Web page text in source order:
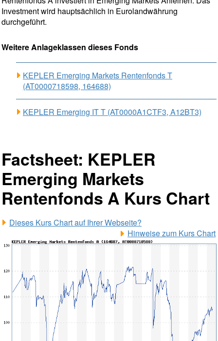
Investment wird hauptsächlich in Eurolandwährung
durchgeführt.
Weitere Anlageklassen dieses Fonds
KEPLER Emerging Markets Rentenfonds T
(AT0000718598, 164688)
KEPLER Emerging IT T (AT0000A1CTF3, A12BT3)
Factsheet: KEPLER
Emerging Markets
Rentenfonds A Kurs Chart
Dieses Kurs Chart auf Ihrer Webseite?
Hinweise zum Kurs Chart